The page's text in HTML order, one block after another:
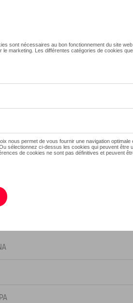
Vérifiez la disponibilité
pare-soleil de protection pour la
offre une protection solaire,